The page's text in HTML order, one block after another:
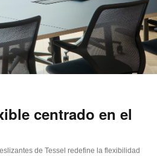
centrado en el
de Tessel redefine la flexibilidad